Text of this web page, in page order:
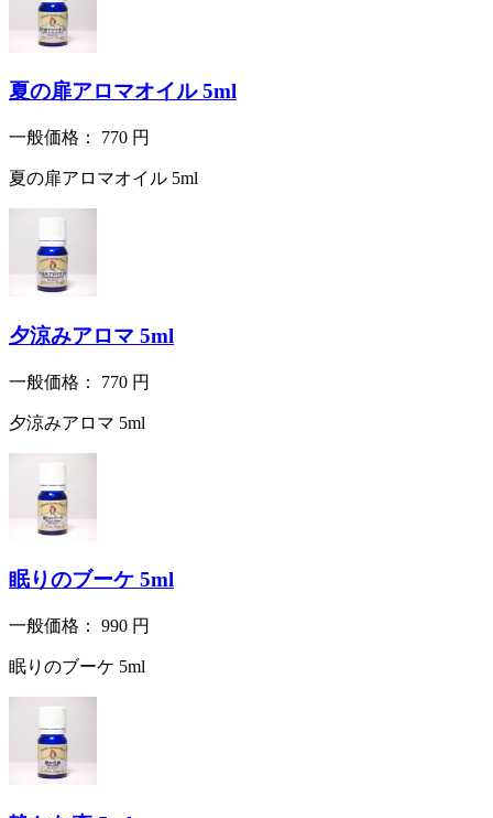
夏の扉アロマオイル 5ml
一般価格： 770 円
夏の扉アロマオイル 5ml
夕涼みアロマ 5ml
一般価格： 770 円
夕涼みアロマ 5ml
眠りのブーケ 5ml
一般価格： 990 円
眠りのブーケ 5ml